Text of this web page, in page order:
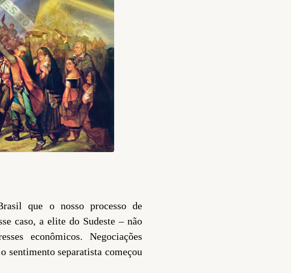
que o nosso processo de
caso, a elite do Sudeste – não
econômicos. Negociações
sentimento separatista começou